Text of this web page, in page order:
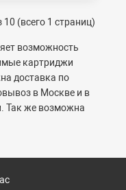
(всего 1 страниц)
возможность
картриджи
доставка по
в Москве и в
Так же возможна